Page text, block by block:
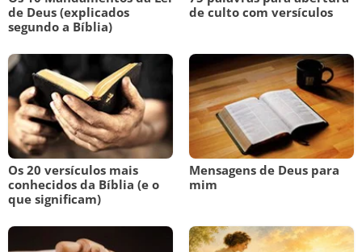
de Deus (explicados
segundo a Bíblia)
de culto com versículos
Os 20 versículos mais
conhecidos da Bíblia (e o
que significam)
Mensagens de Deus para
mim